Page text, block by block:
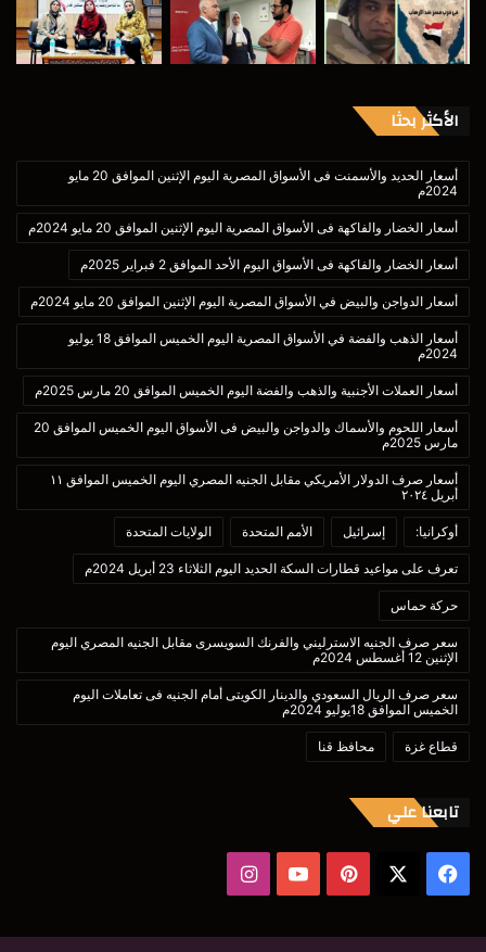
الأكثر بحثا
أسعار الحديد والأسمنت فى الأسواق المصرية اليوم الإثنين الموافق 20 مايو
2024م
أسعار الخضار والفاكهة فى الأسواق المصرية اليوم الإثنين الموافق 20 مايو 2024م
أسعار الخضار والفاكهة فى الأسواق اليوم الأحد الموافق 2 فبراير 2025م
أسعار الدواجن والبيض في الأسواق المصرية اليوم الإثنين الموافق 20 مايو 2024م
أسعار الذهب والفضة في الأسواق المصرية اليوم الخميس الموافق 18 يوليو
2024م
أسعار العملات الأجنبية والذهب والفضة اليوم الخميس الموافق 20 مارس 2025م
أسعار اللحوم والأسماك والدواجن والبيض فى الأسواق اليوم الخميس الموافق 20
مارس 2025م
أسعار صرف الدولار الأمريكي مقابل الجنيه المصري اليوم الخميس الموافق ١١
أبريل ٢٠٢٤
أوكرانيا: إسرائيل الأمم المتحدة الولايات المتحدة
تعرف على مواعيد قطارات السكة الحديد اليوم الثلاثاء 23 أبريل 2024م
حركة حماس
سعر صرف الجنيه الاسترليني والفرنك السويسرى مقابل الجنيه المصري اليوم
الإثنين 12 أغسطس 2024م
سعر صرف الريال السعودي والدينار الكويتى أمام الجنيه فى تعاملات اليوم
الخميس الموافق 18يوليو 2024م
قطاع غزة محافظ قنا
تابعنا علي
فيسبوك بينتيريست‫YouTube